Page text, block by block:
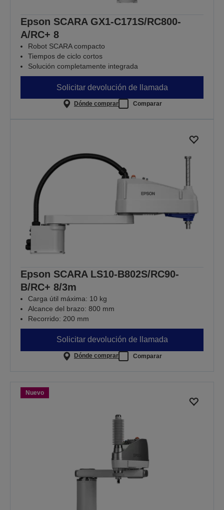
Epson SCARA GX1-C171S/RC800-
A/RC+ 8
Robot SCARA compacto
Tiempos de ciclo cortos
Solución completamente integrada
Solicitar devolución de llamada
Dónde comprar Comparar
Epson SCARA LS10-B802S/RC90-
B/RC+ 8/3m
Carga útil máxima: 10 kg
Alcance del brazo: 800 mm
Recorrido: 200 mm
Solicitar devolución de llamada
Dónde comprar Comparar
Nuevo